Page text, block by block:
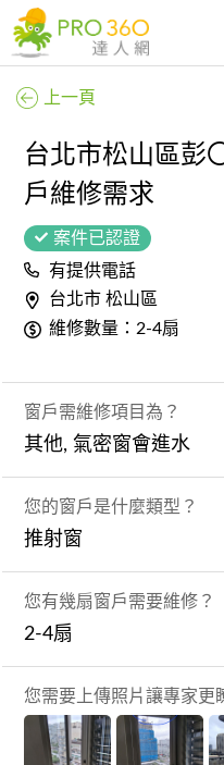
上一頁
台北市松山區彭
戶維修需求
案件已認證
有提供電話
台北市 松山區
維修數量：2-4扇
窗戶需維修項目為？
其他, 氣密窗會進水
您的窗戶是什麼類型？
推射窗
您有幾扇窗戶需要維修？
2-4扇
您需要上傳照片讓專家更